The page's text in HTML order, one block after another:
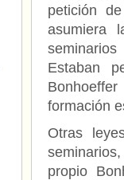
petición
asumiera
Estaban
formación
Otras
propio